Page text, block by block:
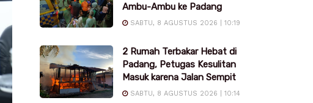
Ambu-Ambu ke Padang
SABTU, 8 AGUSTUS 2026 | 10:19
2 Rumah Terbakar Hebat di
Padang, Petugas Kesulitan
Masuk karena Jalan Sempit
SABTU, 8 AGUSTUS 2026 | 10:14